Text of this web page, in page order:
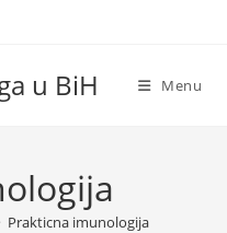
u BiH Menu
Prakticna imunologija